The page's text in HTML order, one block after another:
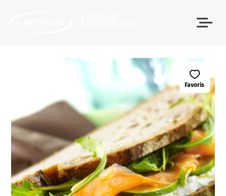
Favoris